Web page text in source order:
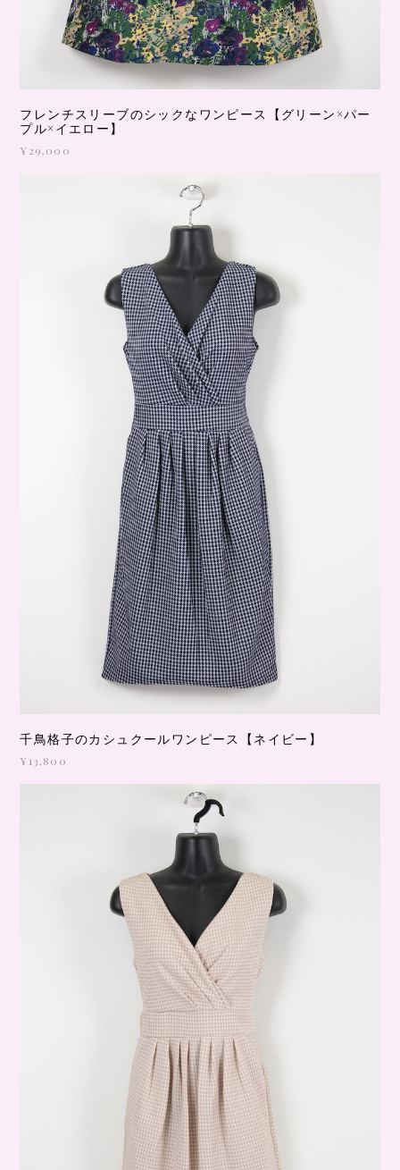
フレンチスリーブのシックなワンピース【グリーン×パー
プル×イエロー】
¥29,000
千鳥格子のカシュクールワンピース【ネイビー】
¥13,800